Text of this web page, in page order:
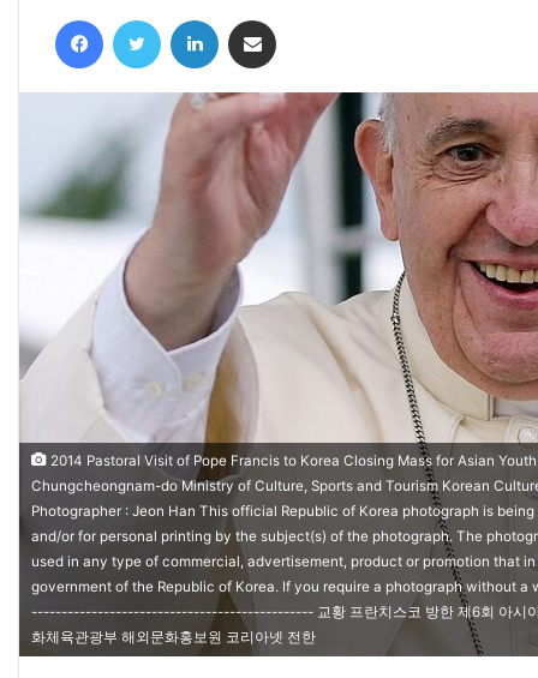
courriel
FacebookTwitter Linkedin
2014 Pastoral Visit of Pope Francis to Korea Closing Mass for Asian
Chungcheongnam-do Ministry of Culture, Sports and Tourism Korean
Photographer : Jeon Han This official Republic of Korea photograph is
and/or for personal printing by the subject(s) of the photograph. The
used in any type of commercial, advertisement, product or promotion that
government of the Republic of Korea. If you require a photograph without
----------------------------------------------- 교황 프란치스코 방한 제6회 아시아
화체육관광부 해외문화홍보원 코리아넷 전한